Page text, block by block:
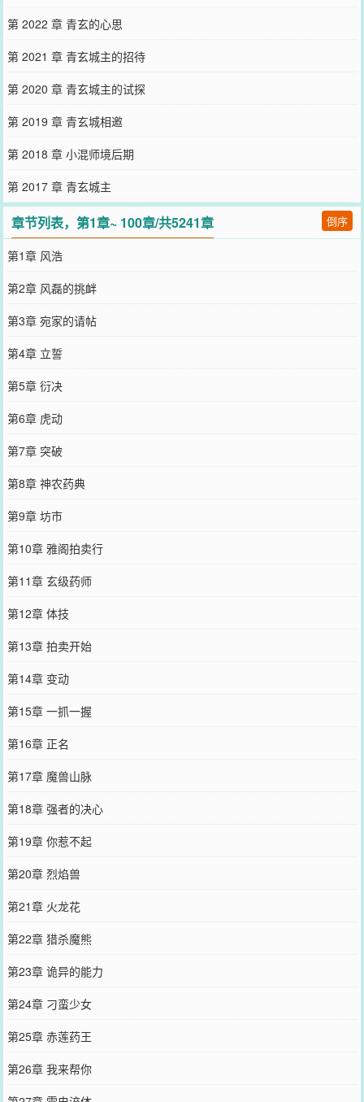
第 2022 章 青玄的心思
第 2021 章 青玄城主的招待
第 2020 章 青玄城主的试探
第 2019 章 青玄城相邀
第 2018 章 小混师境后期
第 2017 章 青玄城主
章节列表，第1章~ 100章/共5241章 倒序
第1章 风浩
第2章 风磊的挑衅
第3章 宛家的请帖
第4章 立誓
第5章 衍决
第6章 虎动
第7章 突破
第8章 神农药典
第9章 坊市
第10章 雅阁拍卖行
第11章 玄级药师
第12章 体技
第13章 拍卖开始
第14章 变动
第15章 一抓一握
第16章 正名
第17章 魔兽山脉
第18章 强者的决心
第19章 你惹不起
第20章 烈焰兽
第21章 火龙花
第22章 猎杀魔熊
第23章 诡异的能力
第24章 刁蛮少女
第25章 赤莲药王
第26章 我来帮你